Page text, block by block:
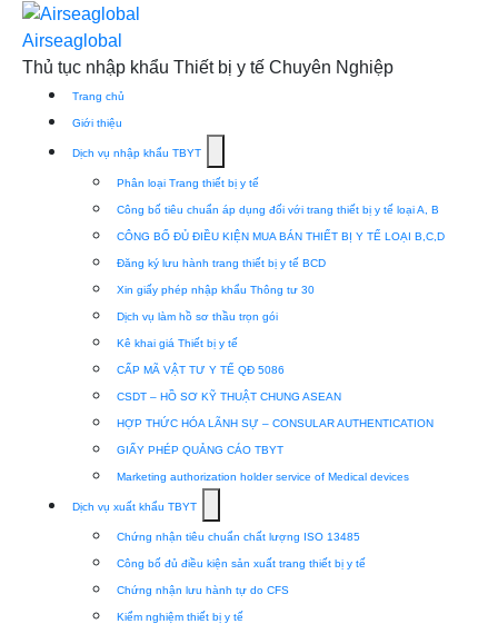
Skip
content
Airseaglobal
Thủ tục nhập khẩu Thiết bị y tế Chuyên Nghiệp
Trang chủ
Giới thiệu
Dịch vụ nhập khẩu TBYT
submenu
for
Dịch
nhập
khẩu
TBYT
Phân loại Trang thiết bị y tế
Công bố tiêu chuẩn áp dụng đối với trang thiết bị y tế loại A, B
CÔNG BỐ ĐỦ ĐIỀU KIỆN MUA BÁN THIẾT BỊ Y TẾ LOẠI B,C,D
Đăng ký lưu hành trang thiết bị y tế BCD
Xin giấy phép nhập khẩu Thông tư 30
Dịch vụ làm hồ sơ thầu trọn gói
Kê khai giá Thiết bị y tế
CẤP MÃ VẬT TƯ Y TẾ QĐ 5086
CSDT – HỒ SƠ KỸ THUẬT CHUNG ASEAN
HỢP THỨC HÓA LÃNH SỰ – CONSULAR AUTHENTICATION
GIẤY PHÉP QUẢNG CÁO TBYT
Marketing authorization holder service of Medical devices
Dịch vụ xuất khẩu TBYT
submenu
for
Dịch
vụ
Chứng nhận tiêu chuẩn chất lượng ISO 13485
Công bố đủ điều kiện sản xuất trang thiết bị y tế
Chứng nhận lưu hành tự do CFS
Kiểm nghiệm thiết bị y tế